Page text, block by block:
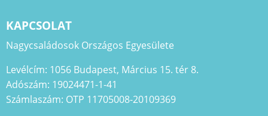
KAPCSOLAT
Nagycsaládosok Országos Egyesülete
Levélcím: 1056 Budapest, Március 15. tér 8.
Adószám: 19024471-1-41
Számlaszám: OTP 11705008-20109369